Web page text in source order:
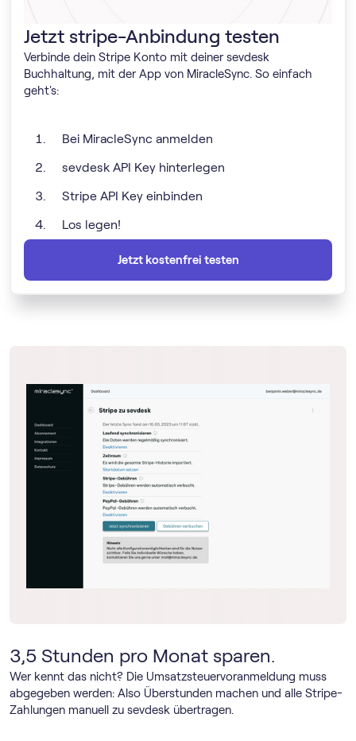
Jetzt stripe-Anbindung testen
Verbinde dein Stripe Konto mit deiner sevdesk
Buchhaltung, mit der App von MiracleSync. So einfach
geht's:
Bei MiracleSync anmelden
sevdesk API Key hinterlegen
Stripe API Key einbinden
Los legen!
Jetzt kostenfrei testen
3,5 Stunden pro Monat sparen.
Wer kennt das nicht? Die Umsatz­steuer­voranmeldung muss
abgegeben werden: Also Überstunden machen und alle Stripe-
Zahlungen manuell zu sevdesk übertragen.